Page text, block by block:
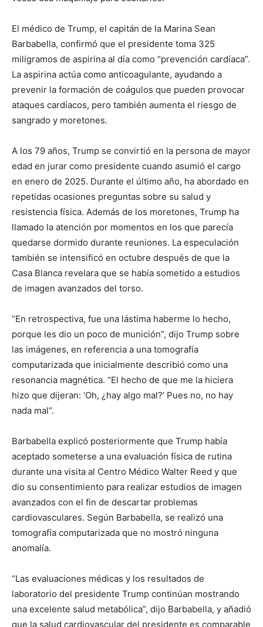
El médico de Trump, el capitán de la Marina Sean
Barbabella, confirmó que el presidente toma 325
miligramos de aspirina al día como “prevención cardíaca”.
La aspirina actúa como anticoagulante, ayudando a
prevenir la formación de coágulos que pueden provocar
ataques cardíacos, pero también aumenta el riesgo de
sangrado y moretones.
A los 79 años, Trump se convirtió en la persona de mayor
edad en jurar como presidente cuando asumió el cargo
en enero de 2025. Durante el último año, ha abordado en
repetidas ocasiones preguntas sobre su salud y
resistencia física. Además de los moretones, Trump ha
llamado la atención por momentos en los que parecía
quedarse dormido durante reuniones. La especulación
también se intensificó en octubre después de que la
Casa Blanca revelara que se había sometido a estudios
de imagen avanzados del torso.
“En retrospectiva, fue una lástima haberme lo hecho,
porque les dio un poco de munición”, dijo Trump sobre
las imágenes, en referencia a una tomografía
computarizada que inicialmente describió como una
resonancia magnética. “El hecho de que me la hiciera
hizo que dijeran: ‘Oh, ¿hay algo mal?’ Pues no, no hay
nada mal”.
Barbabella explicó posteriormente que Trump había
aceptado someterse a una evaluación física de rutina
durante una visita al Centro Médico Walter Reed y que
dio su consentimiento para realizar estudios de imagen
avanzados con el fin de descartar problemas
cardiovasculares. Según Barbabella, se realizó una
tomografía computarizada que no mostró ninguna
anomalía.
“Las evaluaciones médicas y los resultados de
laboratorio del presidente Trump continúan mostrando
una excelente salud metabólica”, dijo Barbabella, y añadió
que la salud cardiovascular del presidente es comparable